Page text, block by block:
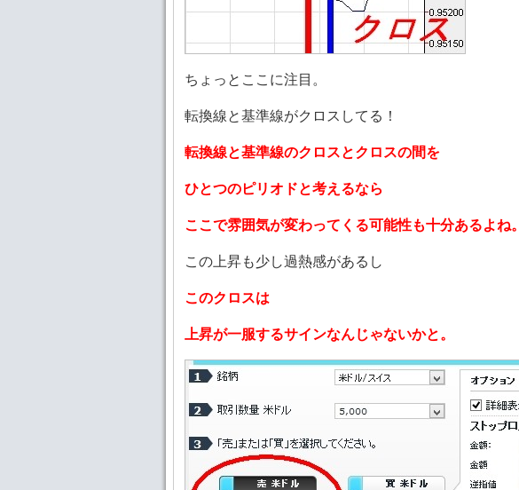
ちょっとここに注目。
転換線と基準線がクロスしてる！
転換線と基準線のクロスとクロスの間を
ひとつのピリオドと考えるなら
ここで雰囲気が変わってくる可能性も十分あるよね。
この上昇も少し過熱感があるし
このクロスは
上昇が一服するサインなんじゃないかと。